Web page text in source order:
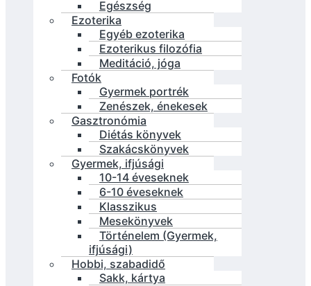
Egészség
Ezoterika
Egyéb ezoterika
Ezoterikus filozófia
Meditáció, jóga
Fotók
Gyermek portrék
Zenészek, énekesek
Gasztronómia
Diétás könyvek
Szakácskönyvek
Gyermek, ifjúsági
10-14 éveseknek
6-10 éveseknek
Klasszikus
Mesekönyvek
Történelem (Gyermek,
ifjúsági)
Hobbi, szabadidő
Sakk, kártya